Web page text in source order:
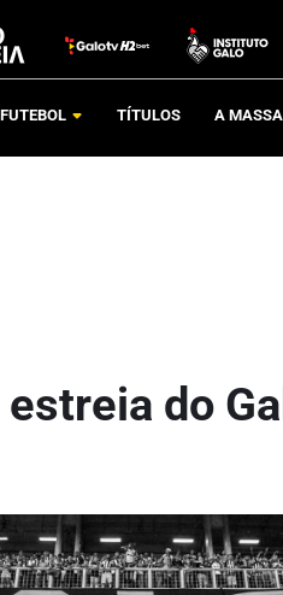
FUTEBOL TÍTULOS A MASSA
do